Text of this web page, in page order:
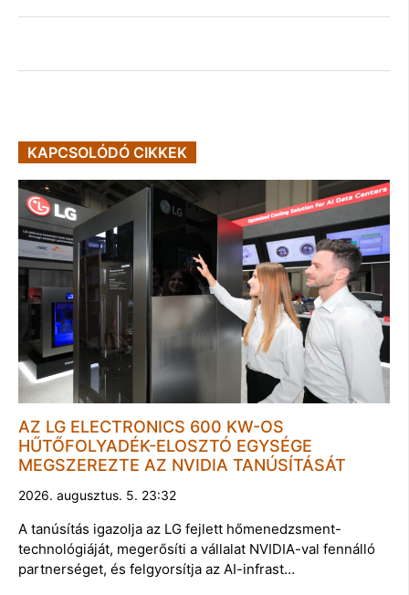
KAPCSOLÓDÓ CIKKEK
AZ LG ELECTRONICS 600 KW-OS
HŰTŐFOLYADÉK-ELOSZTÓ EGYSÉGE
MEGSZEREZTE AZ NVIDIA TANÚSÍTÁSÁT
2026. augusztus. 5. 23:32
A tanúsítás igazolja az LG fejlett hőmenedzsment-
technológiáját, megerősíti a vállalat NVIDIA-val fennálló
partnerséget, és felgyorsítja az AI-infrast…